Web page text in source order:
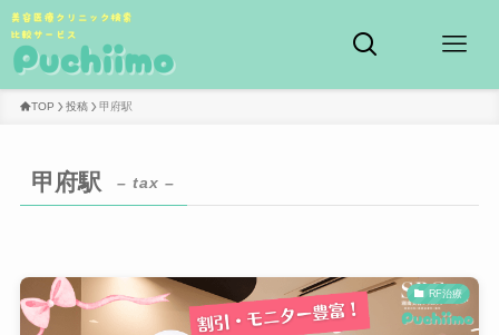
TOP 投稿 甲府駅
甲府駅 – tax –
RF治療